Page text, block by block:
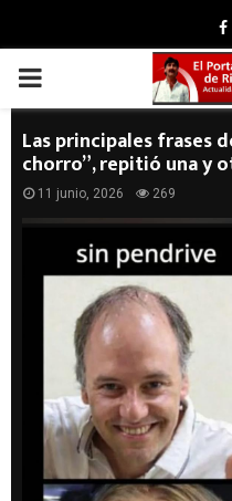
PRIMARY
MENU
Las principales frases
chorro”, repitió una y
11 junio, 2026 269